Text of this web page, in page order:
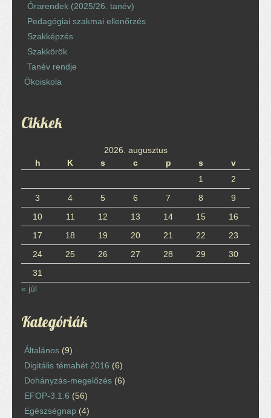
Órarendek (2025/26. tanév)
Pedagógiai szakmai ellenőrzés
Szakképzés
Szakkörök
Tanév rendje
Ökoiskola
Cikkek
2026. augusztus
h
K s c p s
v
1
2
3
4 5 6 7 8
9
10
11 12 13 14 15
16
17
18 19 20 21 22
23
24
25 26 27 28 29
30
31
« júl
Kategóriák
Általános (9)
Digitális témahét 2016 (6)
Dohányzás-megelőzés (6)
EFOP-3.1.6 (56)
Egészségnap (4)